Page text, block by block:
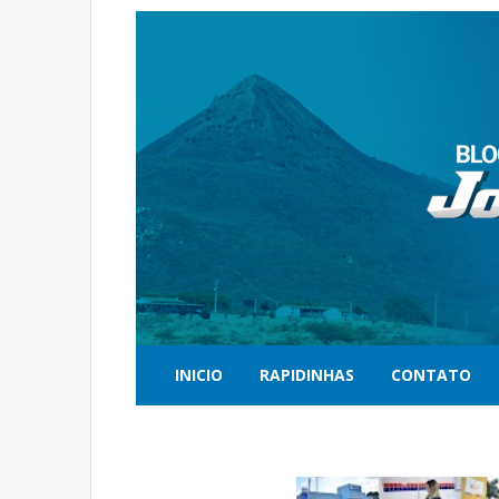
INICIO RAPIDINHAS CONTATO